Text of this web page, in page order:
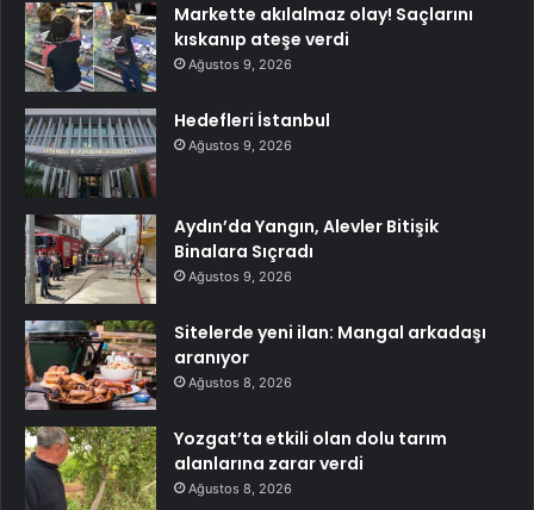
Markette akılalmaz olay! Saçlarını
kıskanıp ateşe verdi
Ağustos 9, 2026
Hedefleri İstanbul
Ağustos 9, 2026
Aydın’da Yangın, Alevler Bitişik
Binalara Sıçradı
Ağustos 9, 2026
Sitelerde yeni ilan: Mangal arkadaşı
aranıyor
Ağustos 8, 2026
Yozgat’ta etkili olan dolu tarım
alanlarına zarar verdi
Ağustos 8, 2026